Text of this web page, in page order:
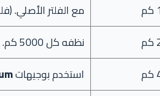
مع الفلتر الأصلي.
نظفه كل 5000 كم. المحرك التيربو يحتاج هواء نظيف جداً.
استخدم بوجيهات